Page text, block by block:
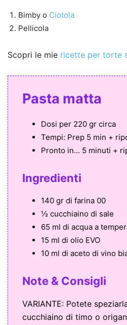
Bimby o Ciotola
Pellicola
Scopri le mie ricette per torte
Pasta matta
Dosi per 220 gr circa
Tempi: Prep 5 min +
Pronto in... 5 minuti +
Ingredienti
140 gr di farina 00
½ cucchiaino di sale
65 ml di acqua a
15 ml di olio EVO
10 ml di aceto di vino
Note & Consigli
VARIANTE: Potete
cucchiaino di timo o